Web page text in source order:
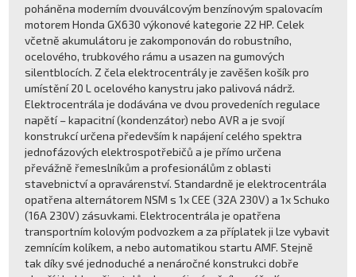
poháněna moderním dvouválcovým benzínovým spalovacím
motorem Honda GX630 výkonové kategorie 22 HP. Celek
včetně akumulátoru je zakomponován do robustního,
ocelového, trubkového rámu a usazen na gumových
silentblocích. Z čela elektrocentrály je zavěšen košík pro
umístění 20 L ocelového kanystru jako palivová nádrž.
Elektrocentrála je dodávána ve dvou provedeních regulace
napětí – kapacitní (kondenzátor) nebo AVR a je svojí
konstrukcí určena především k napájení celého spektra
jednofázových elektrospotřebičů a je přímo určena
převážně řemeslníkům a profesionálům z oblasti
stavebnictví a opravárenství. Standardně je elektrocentrála
opatřena alternátorem NSM s 1x CEE (32A 230V) a 1x Schuko
(16A 230V) zásuvkami. Elektrocentrála je opatřena
transportním kolovým podvozkem a za příplatek ji lze vybavit
zemnícím kolíkem, a nebo automatikou startu AMF. Stejně
tak díky své jednoduché a nenáročné konstrukci dobře